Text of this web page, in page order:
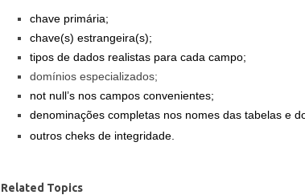
chave primária;
chave(s) estrangeira(s);
tipos de dados realistas para cada campo;
domínios especializados;
not null’s nos campos convenientes;
denominações completas nos nomes das tabelas e
outros cheks de integridade.
Related Topics